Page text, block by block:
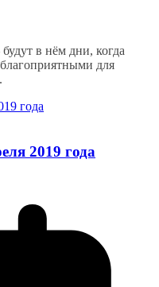
в нём дни, когда
для
2019 года